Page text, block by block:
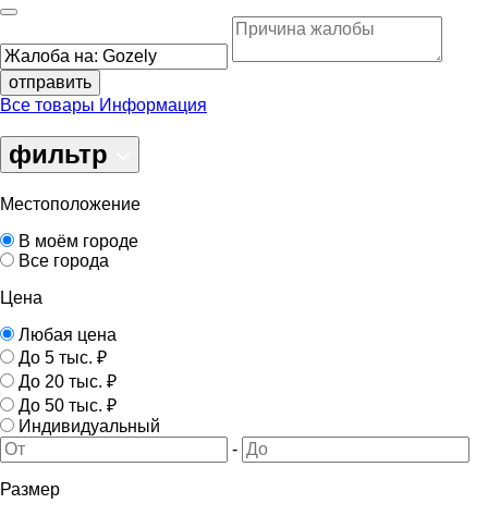
отправить
Все товары Информация
фильтр
Местоположение
В моём городе
Все города
Цена
Любая цена
До 5 тыс. ₽
До 20 тыс. ₽
До 50 тыс. ₽
Индивидуальный
-
Размер